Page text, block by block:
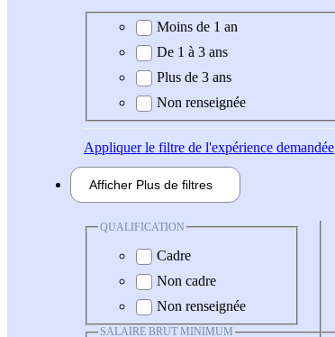
Expérience demandée
Moins de 1 an
De 1 à 3 ans
Plus de 3 ans
Non renseignée
Appliquerle filtre de l'expérience demandée
Afficher Plus de filtres
QUALIFICATION
Cadre
Non cadre
Non renseignée
SALAIRE BRUT MINIMUM